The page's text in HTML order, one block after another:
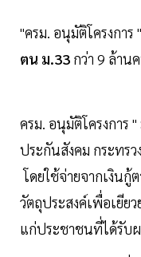
"ครม. อนุมัติโครงการ "
ตน ม.33 กว่า 9 ล้าน
ครม. อนุมัติโครงการ
ประกันสังคม กระทรว
โดยใช้จ่ายจากเงินกู้
วัตถุประสงค์เพื่อเยีย
แก่ประชาชนที่ได้รับ